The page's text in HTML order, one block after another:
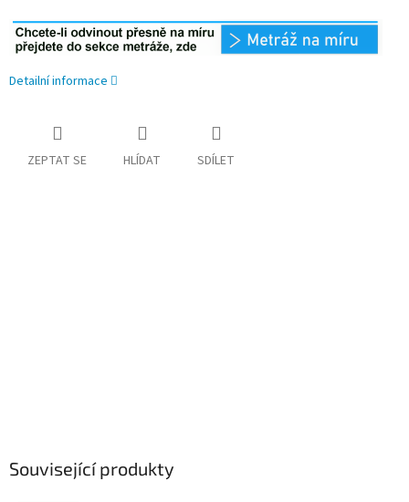
Detailní informace
ZEPTAT SE HLÍDAT SDÍLET
Související produkty